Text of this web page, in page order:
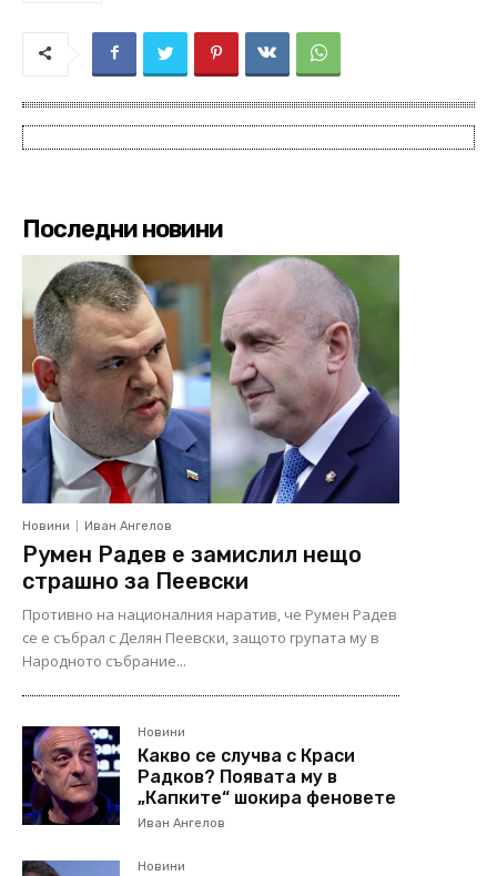
Последни новини
Новини Иван Ангелов
Румен Радев е замислил нещо
страшно за Пеевски
Противно на националния наратив, че Румен Радев
се е събрал с Делян Пеевски, защото групата му в
Народното събрание...
Новини
Какво се случва с Краси
Радков? Появата му в
„Капките“ шокира феновете
Иван Ангелов
Новини